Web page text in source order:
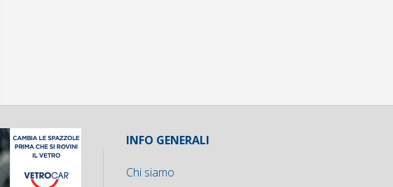
INFO GENERALI
Chi siamo